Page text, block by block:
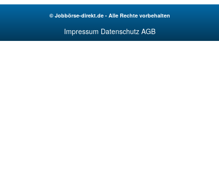
© Jobbörse-direkt.de - Alle Rechte vorbehalten
Impressum Datenschutz AGB